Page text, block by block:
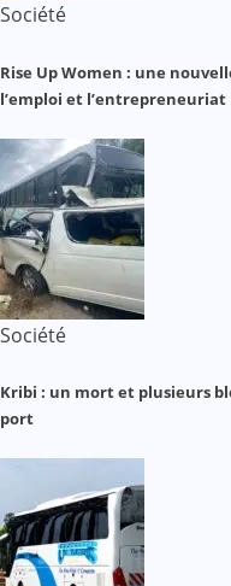
Société
Rise Up Women : une
l’emploi et l’entrepreneuriat
Société
Kribi : un mort et plusieurs
port